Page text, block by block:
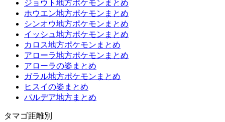
ジョウト地方ポケモンまとめ
ホウエン地方ポケモンまとめ
シンオウ地方ポケモンまとめ
イッシュ地方ポケモンまとめ
カロス地方ポケモンまとめ
アローラ地方ポケモンまとめ
アローラの姿まとめ
ガラル地方ポケモンまとめ
ヒスイの姿まとめ
パルデア地方まとめ
タマゴ距離別